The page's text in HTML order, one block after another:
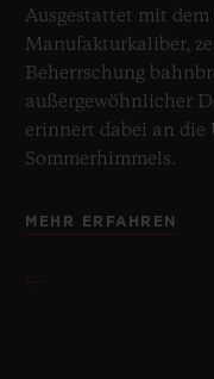
Ausgestattet mit
Manufakturkaliber,
Beherrschung
außergewöhnlicher
erinnert dabei an die
Sommerhimmels.
MEHR ERFAHREN